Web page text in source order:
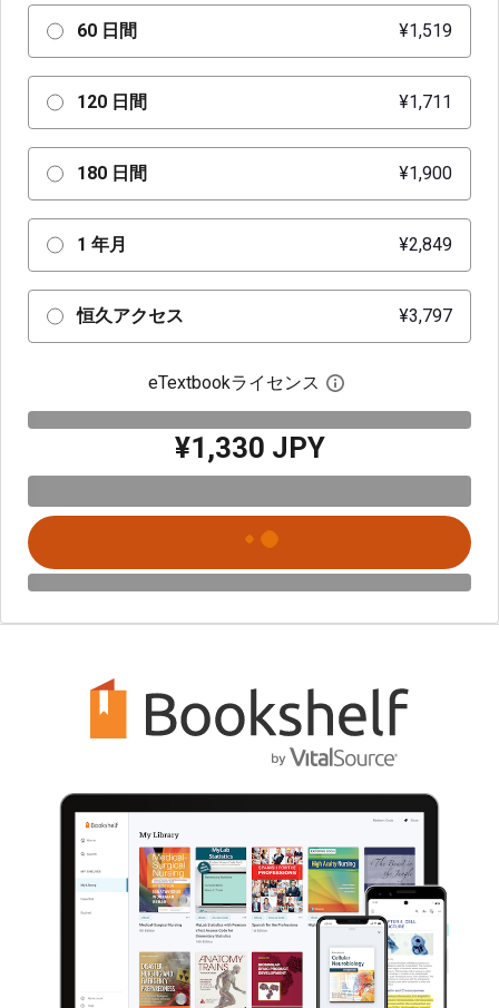
60 日間 ¥1,519
120 日間 ¥1,711
180 日間 ¥1,900
1 年月 ¥2,849
恒久アクセス ¥3,797
eTextbookライセンス デジタルライセン
¥1,330 JPY